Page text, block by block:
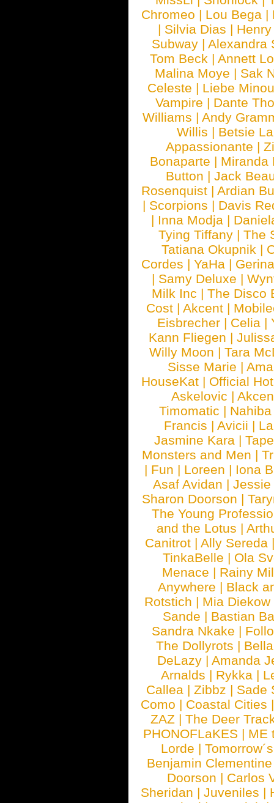
Chromeo | Lou Bega |
| Silvia Dias |
Subway |Alexandra
Tom Beck |Annett
Malina Moye | Sak
Celeste | Liebe Minou
Vampire | Dante
Williams | Andy
Willis | Betsie
Appassionante |
Bonaparte | Miranda
Button | Jack
Rosenquist |Ardian
| Scorpions | Davis
| Inna Modja |
Tying Tiffany |The
Tatiana Okupnik |
Cordes |YaHa |
| Samy Deluxe |
Milk Inc |The Disco
Cost |Akcent |
Eisbrecher | Celia |
Kann Fliegen |
Willy Moon |Tara
Sisse Marie |
HouseKat | Official
Askelovic |
Timomatic | Nahiba
Francis | Avicii |
Jasmine Kara |
Monsters and Men |
| Fun | Loreen | Iona
Asaf Avidan |Jessie
Sharon Doorson |
The Young
and the Lotus |
Canitrot |Ally Sereda
TinkaBelle | Ola
Menace | Rainy
Anywhere | Black
Rotstich | Mia Diekow
Sande | Bastian
Sandra Nkake |
The Dollyrots |
DeLazy | Amanda
Arnalds | Rykka |
Callea | Zibbz | Sade
Como | Coastal Cities
ZAZ |The Deer
PHONOFLaKES | ME
Lorde |
Benjamin Clementine
Doorson | Carlos
Sheridan |Juveniles |